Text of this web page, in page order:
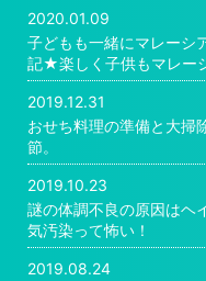
2020.01.09
子どもも一緒にマレーシ
記★楽しく子供もマレー
2019.12.31
おせち料理の準備と大掃
節。
2019.10.23
謎の体調不良の原因はヘ
気汚染って怖い！
2019.08.24